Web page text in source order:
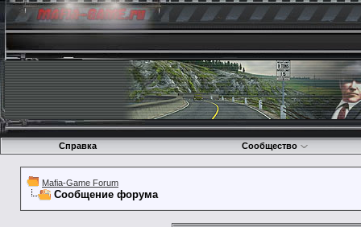
Справка Сообщество
Mafia-Game Forum
Сообщение форума